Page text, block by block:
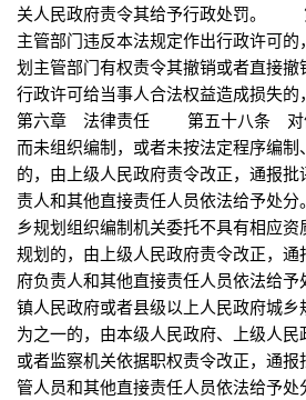
关人民政府责令其给予行政处罚。
主管部门违反本法规定作出行政许可
划主管部门有权责令其撤销或者直接
行政许可给当事人合法权益造成损失的
第六章 法律责任 第五十八条 对
而未组织编制，或者未按法定程序编
的，由上级人民政府责令改正，通报
责人和其他直接责任人员依法给予
乡规划组织编制机关委托不具有相应
规划的，由上级人民政府责令改正，
府负责人和其他直接责任人员依法
镇人民政府或者县级以上人民政府城
为之一的，由本级人民政府、上级人
或者监察机关依据职权责令改正，通
管人员和其他直接责任人员依法给